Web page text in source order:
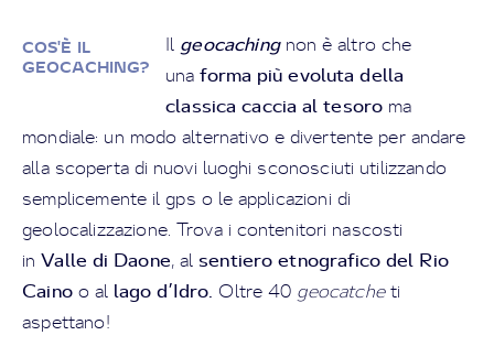
COS'È IL
GEOCACHING?
Il geocachingnon è altro che
unaforma più evoluta della
classica caccia al tesoro ma
mondiale: un modo alternativo e divertente per andare
alla scoperta di nuovi luoghi sconosciuti utilizzando
semplicemente il gps o le applicazioni di
geolocalizzazione. Trova i contenitori nascosti
inValle di Daone, al sentiero etnografico del Rio
Cainoo al lago d’Idro. Oltre 40 geocatcheti
aspettano!